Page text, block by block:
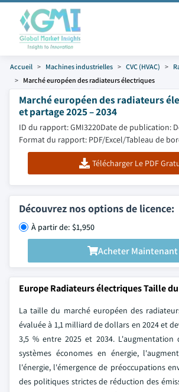
Accueil Machines industrielles CVC (HVAC)
Marché européen des radiateurs électriques
Marché européen des radiateurs
et partage 2025 – 2034
ID du rapport: GMI3220Date de publication:
Format du rapport: PDF/Excel/Tableau de
Télécharger Le PDF
Découvrez nos options de licence:
À partir de: $1,950
Acheter Maintenant
Europe Radiateurs électriques Taille
La taille du marché européen des
évaluée à 1,1 milliard de dollars en 2024 et
3,5 % entre 2025 et 2034.
systèmes économes en énergie,
l'énergie, l'émergence de préoccupations
des politiques strictes de réduction des